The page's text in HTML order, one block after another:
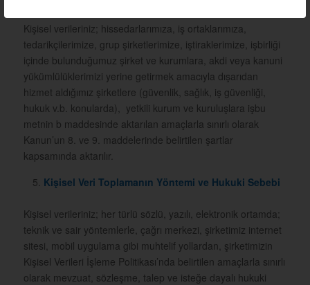
Kişisel verileriniz; hissedarlarımıza, iş ortaklarımıza,
tedarikçilerimize, grup şirketlerimize, iştiraklerimize, işbirliği
içinde bulunduğumuz şirket ve kurumlara, akdi veya kanuni
yükümlülüklerimizi yerine getirmek amacıyla dışarıdan
hizmet aldığımız şirketlere (güvenlik, sağlık, iş güvenliği,
hukuk v.b. konularda),
yetkili kurum ve kuruluşlara işbu
metnin b maddesinde aktarılan amaçlarla sınırlı olarak
Kanun’un 8. ve 9. maddelerinde belirtilen şartlar
kapsamında aktarılır.
Kişisel Veri Toplamanın Yöntemi ve Hukuki Sebebi
Kişisel verileriniz; her türlü sözlü, yazılı, elektronik ortamda;
teknik ve sair yöntemlerle, çağrı merkezi, şirketimiz internet
sitesi, mobil uygulama gibi muhtelif yollardan, şirketimizin
Kişisel Verileri İşleme Politikası’nda belirtilen amaçlarla sınırlı
olarak mevzuat, sözleşme, talep ve isteğe dayalı hukuki